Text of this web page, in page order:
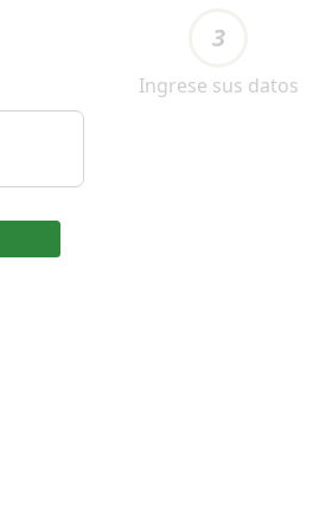
3
Ingrese sus datos